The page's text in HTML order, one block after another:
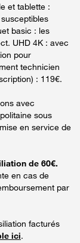
et tablette :
basic : les
UHD 4K : avec
pour
technicien
: 119€.
avec
sous
en service de
de 60€.
en cas de
par
facturés
ici.